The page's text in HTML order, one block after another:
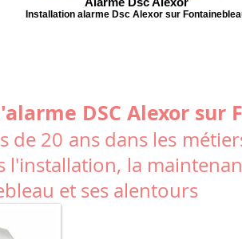
Installation alarme Dsc Alexor sur
DSC Alexor sur
20 ans dans les
l'installation, la
et ses alentours